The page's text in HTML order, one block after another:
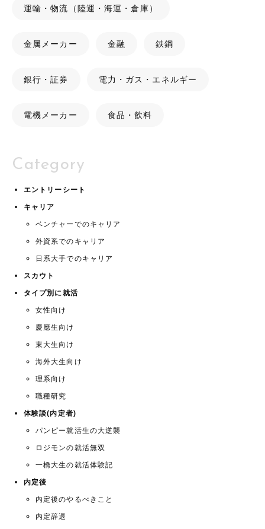
運輸・物流（陸運・海運・倉庫）
金属メーカー 金融 鉄鋼
銀行・証券 電力・ガス・エネルギー
電機メーカー 食品・飲料
Category
エントリーシート
キャリア
ベンチャーでのキャリア
外資系でのキャリア
日系大手でのキャリア
スカウト
タイプ別に就活
女性向け
慶應生向け
東大生向け
海外大生向け
理系向け
職種研究
体験談(内定者)
パンピー就活生の大逆襲
ロジモンの就活無双
一橋大生の就活体験記
内定後
内定後のやるべきこと
内定辞退